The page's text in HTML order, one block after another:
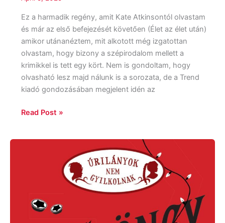
Ez a harmadik regény, amit Kate Atkinsontól olvastam
és már az első befejezését követően (Élet az élet után)
amikor utánanéztem, mit alkotott még izgatottan
olvastam, hogy bizony a szépirodalom mellett a
krimikkel is tett egy kört. Nem is gondoltam, hogy
olvasható lesz majd nálunk is a sorozata, de a Trend
kiadó gondozásában megjelent idén az
Read Post »